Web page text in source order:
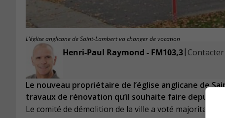
L’église anglicane de Saint-Lambert va changer de vocation
Henri-Paul Raymond - FM103,3|
Le nouveau propriétaire de l’église anglicane de
travaux de rénovation qu’il souhaite faire depuis
Le comité de démolition de la ville a voté